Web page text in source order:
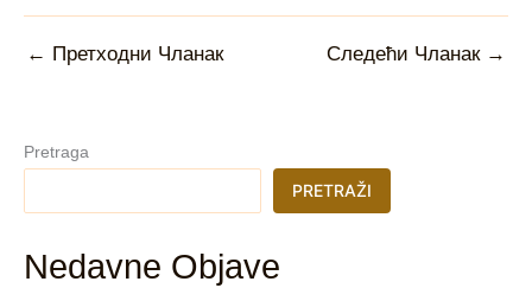
← Претходни Чланак Следећи Чланак →
Pretraga
PRETRAŽI
Nedavne Objave